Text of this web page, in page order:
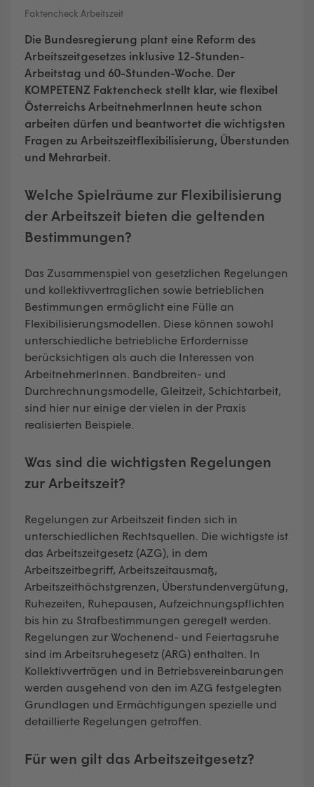
Faktencheck Arbeitszeit
Die Bundesregierung plant eine Reform des
Arbeitszeitgesetzes inklusive 12-Stunden-
Arbeitstag und 60-Stunden-Woche. Der
KOMPETENZ Faktencheck stellt klar, wie flexibel
Österreichs ArbeitnehmerInnen heute schon
arbeiten dürfen und beantwortet die wichtigsten
Fragen zu Arbeitszeitflexibilisierung, Überstunden
und Mehrarbeit.
Welche Spielräume zur Flexibilisierung
der Arbeitszeit bieten die geltenden
Bestimmungen?
Das Zusammenspiel von gesetzlichen Regelungen
und kollektivvertraglichen sowie betrieblichen
Bestimmungen ermöglicht eine Fülle an
Flexibilisierungsmodellen. Diese können sowohl
unterschiedliche betriebliche Erfordernisse
berücksichtigen als auch die Interessen von
ArbeitnehmerInnen. Bandbreiten- und
Durchrechnungsmodelle, Gleitzeit, Schichtarbeit,
sind hier nur einige der vielen in der Praxis
realisierten Beispiele.
Was sind die wichtigsten Regelungen
zur Arbeitszeit?
Regelungen zur Arbeitszeit finden sich in
unterschiedlichen Rechtsquellen. Die wichtigste ist
das Arbeitszeitgesetz (AZG), in dem
Arbeitszeitbegriff, Arbeitszeitausmaß,
Arbeitszeithöchstgrenzen, Überstundenvergütung,
Ruhezeiten, Ruhepausen, Aufzeichnungspflichten
bis hin zu Strafbestimmungen geregelt werden.
Regelungen zur Wochenend- und Feiertagsruhe
sind im Arbeitsruhegesetz (ARG) enthalten. In
Kollektivverträgen und in Betriebsvereinbarungen
werden ausgehend von den im AZG festgelegten
Grundlagen und Ermächtigungen spezielle und
detaillierte Regelungen getroffen.
Für wen gilt das Arbeitszeitgesetz?